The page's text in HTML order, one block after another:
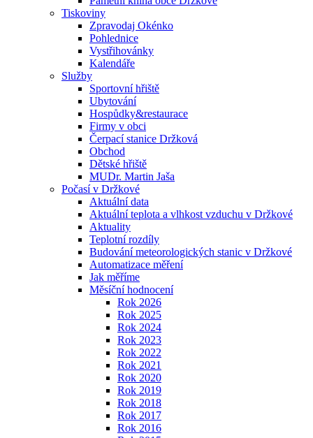
Tiskoviny
Zpravodaj Okénko
Pohlednice
Vystřihovánky
Kalendáře
Služby
Sportovní hřiště
Ubytování
Hospůdky&restaurace
Firmy v obci
Čerpací stanice Držková
Obchod
Dětské hřiště
MUDr. Martin Jaša
Počasí v Držkové
Aktuální data
Aktuální teplota a vlhkost vzduchu v Držkové
Aktuality
Teplotní rozdíly
Budování meteorologických stanic v Držkové
Automatizace měření
Jak měříme
Měsíční hodnocení
Rok 2026
Rok 2025
Rok 2024
Rok 2023
Rok 2022
Rok 2021
Rok 2020
Rok 2019
Rok 2018
Rok 2017
Rok 2016